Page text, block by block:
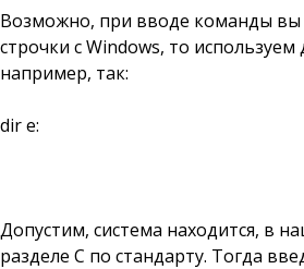
Возможно, при вводе команды вы
строчки с Windows, то используем
например, так:
dir e:
Допустим, система находится, в
разделе С по стандарту. Тогда